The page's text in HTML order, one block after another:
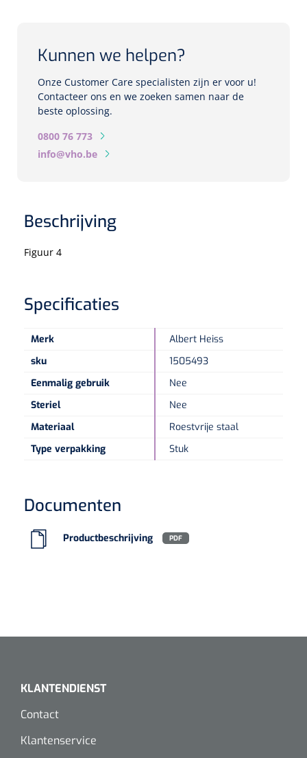
Optische biometers
Perimeters
Fundus Cameras
Spleetlamp
Speculaire Microscopen
Optotypeschermen
Lasers
Kunnen we helpen?
Onze Customer Care specialisten zijn er voor u!
Contacteer ons en we zoeken samen naar de
beste oplossing.
0800 76 773
info@vho.be
Beschrijving
Figuur 4
Specificaties
Merk
Albert Heiss
sku
1505493
Eenmalig gebruik
Nee
Steriel
Nee
Materiaal
Roestvrije staal
Type verpakking
Stuk
Documenten
Productbeschrijving PDF
KLANTENDIENST
Contact
Klantenservice